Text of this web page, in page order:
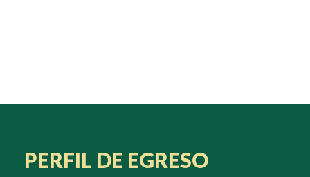
PERFIL DE EGRESO